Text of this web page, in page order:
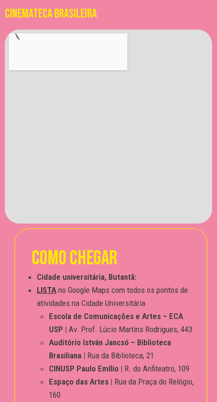
CINEMATECA BRASILEIRA
como chegar
Cidade universitária, Butantã:
LISTA no Google Maps com todos os pontos de
atividades na Cidade Universitária
Escola de Comunicações e Artes – ECA
USP | Av. Prof. Lúcio Martins Rodrigues, 443
Auditório István Jancsó – Biblioteca
Brasiliana | Rua da Biblioteca, 21
CINUSP Paulo Emílio | R. do Anfiteatro, 109
Espaço das Artes | Rua da Praça do Relógio,
160